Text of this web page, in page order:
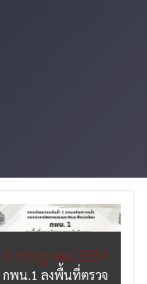
8 กรกฎาคม 2569
กพน.1 ลงพื้นที่ตรวจ